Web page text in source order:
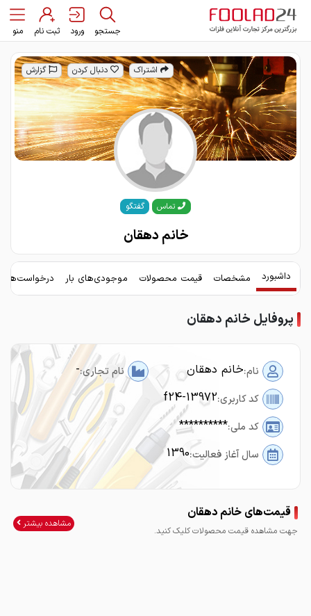
جستجو ورود ثبت نام منو
اشتراک دنبال کردن گزارش
تماس گفتگو
خانم دهقان
داشبورد مشخصات قیمت محصولات موجودی‌های بار
پروفایل خانم دهقان
نام:خانم دهقان نام تجاری:-
کد کاربری:f24-13972
کد ملی:**********
سال آغاز فعالیت:1390
قیمت‌های خانم دهقان
جهت مشاهده قیمت محصولات کلیک کنید.
مشاهده بیشتر